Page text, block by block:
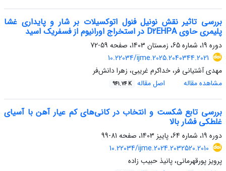
بررسی تاثیر نقش نونیل فنول اتوکسیلات بر شار و پایداری غشا
پلیمری حاوی D2EHPA در استخراج اورانیوم از فسفریک اسید
دوره 19، شماره 65، زمستان 1403، صفحه
59-72
10.22034/ijme.2025.2040344.2021
مهدی آشتیانی فر، خداکرم غریبی، زهرا دانش‌فر
مشاهده مقاله
اصل مقاله 941.74 K
بررسی تابع شکست و انتخاب در کانی‌های کم عیار آهن با آسیای
غلطکی فشار بالا
دوره 19، شماره 64، پاییز 1403، صفحه
81-99
10.22034/ijme.2024.2032520.2010
پرویز پورقهرمانی، پانیذ حبیب زاده